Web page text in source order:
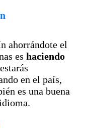
ahorrándote el
es haciendo
en el país,
es una buena